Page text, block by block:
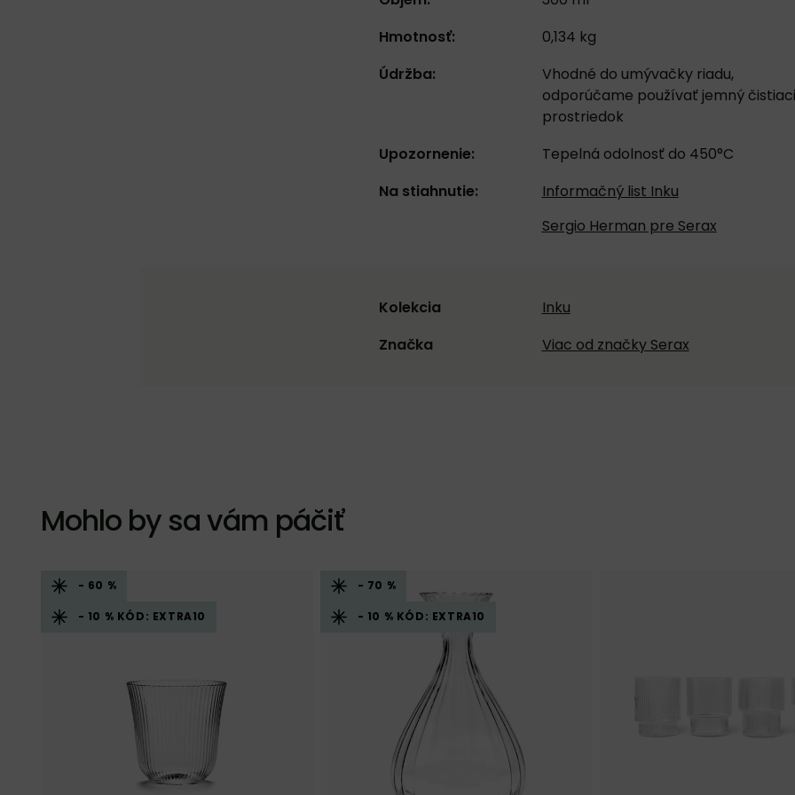
Hmotnosť:
0,134 kg
Údržba:
Vhodné do umývačky riadu,
odporúčame používať jemný čistiaci
prostriedok
Upozornenie:
Tepelná odolnosť do 450°C
Na stiahnutie:
Informačný list Inku
Sergio Herman pre Serax
Kolekcia
Inku
Značka
Viac od značky Serax
Mohlo by sa vám páčiť
- 60 %
- 10 % KÓD: EXTRA10
- 70 %
- 10 % KÓD: EXTRA10